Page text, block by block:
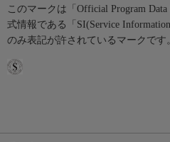
このマークは「Official Program
式情報である「SI(Service
のみ表記が許されているマークです